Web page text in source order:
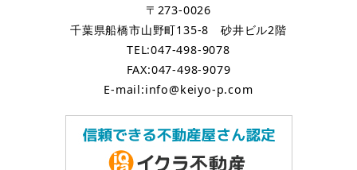
〒273-0026
千葉県船橋市山野町135-8 砂井ビル2階
TEL:047-498-9078
FAX:047-498-9079
E-mail:info@keiyo-p.com